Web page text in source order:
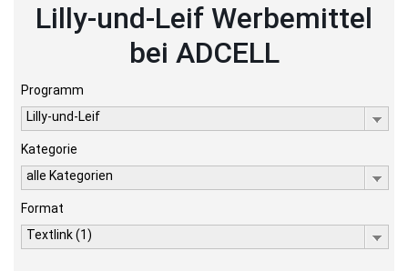
Lilly-und-Leif Werbemittel
bei ADCELL
Programm
Lilly-und-Leif
Kategorie
alle Kategorien
Format
Textlink (1)